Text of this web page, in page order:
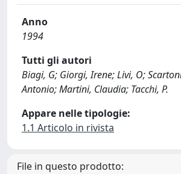
Anno
1994
Tutti gli autori
Biagi, G; Giorgi, Irene; Livi, O;
Antonio; Martini, Claudia; Tacchi, P.
Appare nelle tipologie:
1.1 Articolo in rivista
File in questo prodotto: